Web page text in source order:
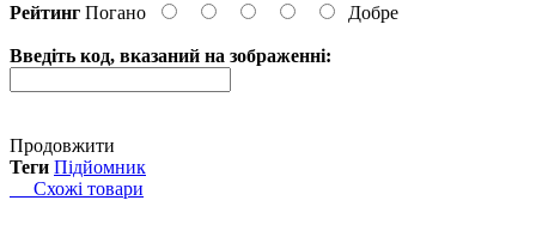
Рейтинг Погано Добре
Введіть код, вказаний на зображенні:
Продовжити
Теги Підйомник
Схожі товари